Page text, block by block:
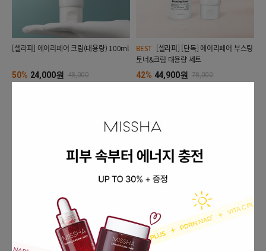
[셀라피] 에이리페어 크림(대용량) 100ml
50% 24,000원
48,000
BEST
토너&크림 대용량 세트
42% 44,900원
78,000
🎀취향 가득! #추구미섀도우 톤착컬러 팔레트 만들기
섀도우 UP TO 30% + 공용기 증정